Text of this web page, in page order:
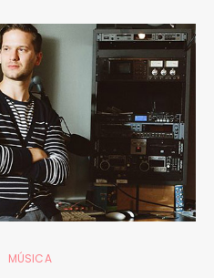
MÚSICA